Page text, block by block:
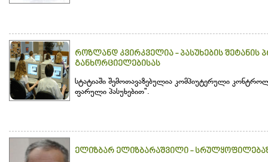
როზლანდ კვირკველია - პასუხების
განხორციელებისას
სტატიაში შემოთავაზებულია კომპიუტერული
ფარული პასუხებით".
ელიზბარ ელიზბარაშვილი -